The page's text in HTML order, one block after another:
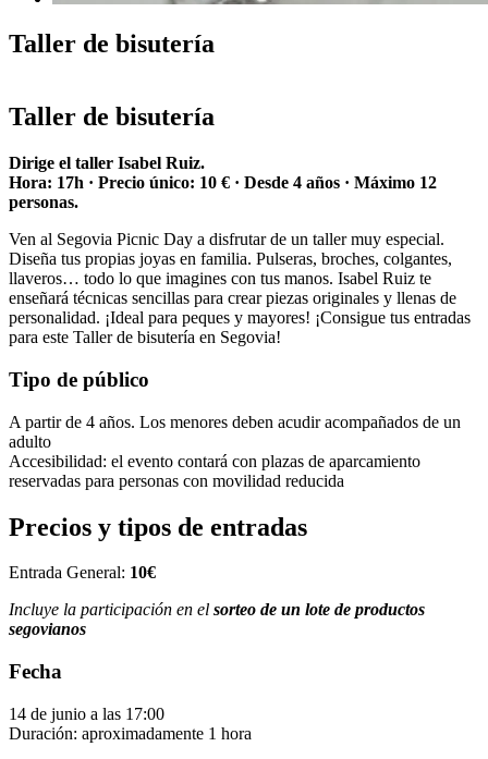
Taller de bisutería
Taller de bisutería
Dirige el taller Isabel Ruiz.
Hora: 17h · Precio único: 10 € · Desde 4 años · Máximo 12
personas.
Ven al Segovia Picnic Day a disfrutar de un taller muy especial.
Diseña tus propias joyas en familia. Pulseras, broches, colgantes,
llaveros… todo lo que imagines con tus manos. Isabel Ruiz te
enseñará técnicas sencillas para crear piezas originales y llenas de
personalidad. ¡Ideal para peques y mayores! ¡Consigue tus entradas
para este Taller de bisutería en Segovia!
Tipo de público
A partir de 4 años. Los menores deben acudir acompañados de un
adulto
Accesibilidad: el evento contará con plazas de aparcamiento
reservadas para personas con movilidad reducida
Precios y tipos de entradas
Entrada General: 10€
Incluye la participación en el sorteo de un lote de productos
segovianos
Fecha
14 de junio a las 17:00
Duración: aproximadamente 1 hora